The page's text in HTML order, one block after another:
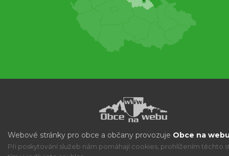
Webové stránky pro obce a občany provozuje Obce na
Při poskytování služeb nám pomáhají cookies, prohlížením těchto